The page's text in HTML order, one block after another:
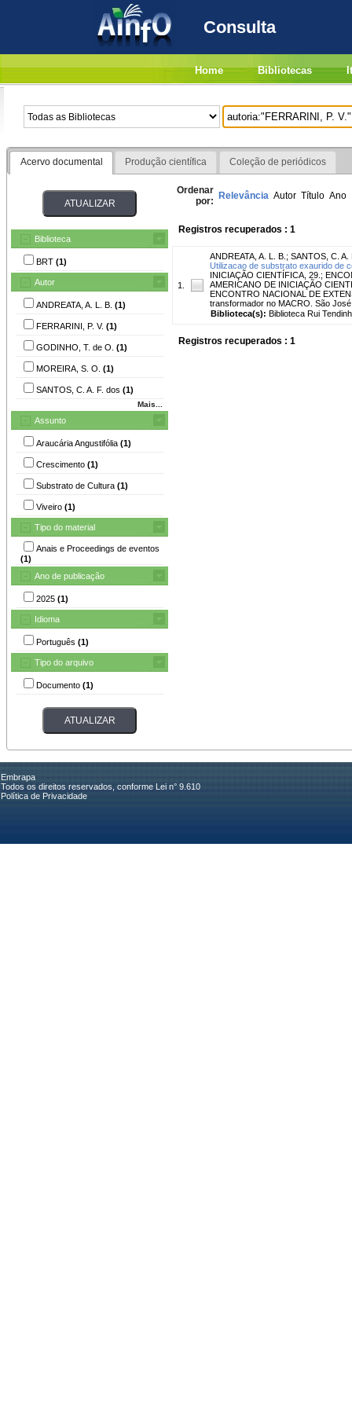
Consulta
Home Bibliotecas
Acervo documental Produção científica Coleção de periódicos
Biblioteca
BRT (1)
Autor
ANDREATA, A. L. B. (1)
FERRARINI, P. V. (1)
GODINHO, T. de O. (1)
MOREIRA, S. O. (1)
SANTOS, C. A. F. dos (1)
Mais...
Assunto
Araucária Angustifólia (1)
Crescimento (1)
Substrato de Cultura (1)
Viveiro (1)
Tipo do material
Anais e Proceedings de eventos
(1)
Ano de publicação
2025 (1)
Idioma
Português (1)
Tipo do arquivo
Documento (1)
Ordenar
por: Relevância Autor Título Ano
Registros recuperados : 1
1.
ANDREATA, A. L. B. ; SANTOS, C. A.
Utilizacao de substrato exaurido de
INICIAÇÃO CIENTÍFICA, 29.;
AMERICANO DE INICIAÇÃO
ENCONTRO NACIONAL DE
transformador no MACRO. São
Biblioteca(s): Biblioteca Rui
Registros recuperados : 1
Embrapa
Todos os direitos reservados, conforme Lei n° 9.610
Política de Privacidade